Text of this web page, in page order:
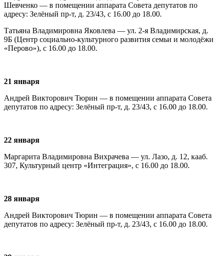
Шевченко — в помещении аппарата Совета депутатов по
адресу: Зелёный пр-т, д. 23/43, с 16.00 до 18.00.
Татьяна Владимировна Яковлева — ул. 2-я Владимирская, д.
9Б (Центр социально-культурного развития семьи и молодёжи
«Перово»), с 16.00 до 18.00.
21 января
Андрей Викторович Тюрин — в помещении аппарата Совета
депутатов по адресу: Зелёный пр-т, д. 23/43, с 16.00 до 18.00.
22 января
Маргарита Владимировна Вихрачева — ул. Лазо, д. 12, кааб.
307, Культурный центр «Интеграция», с 16.00 до 18.00.
28 января
Андрей Викторович Тюрин — в помещении аппарата Совета
депутатов по адресу: Зелёный пр-т, д. 23/43, с 16.00 до 18.00.